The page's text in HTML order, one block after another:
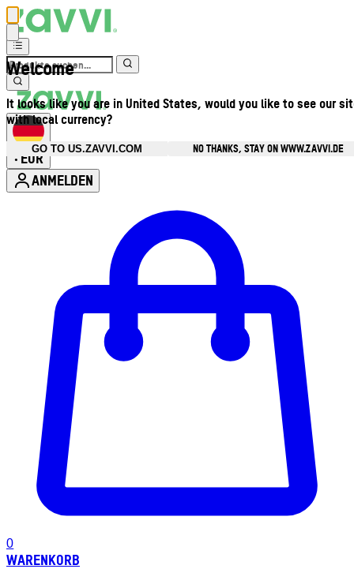
Welcome
It looks like you are in United States, would you like to see our
with local currency?
GO TO US.ZAVVI.COM
NO THANKS, STAY ON WWW.ZAVVI.DE
• EUR
ANMELDEN
0
WARENKORB